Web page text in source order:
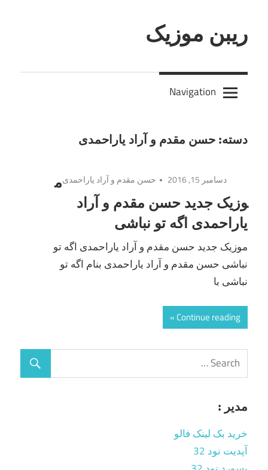
content
ریبن موزیک
mp3
جدید
Navigation
دسته: حسن مقدم و آراد یاراحمدی
دسامبر 15, 2016 حسن مقدم و آراد یاراحمدیم
وزیک جدید حسن مقدم و آراد
یاراحمدی اگه تو نباشی
موزیک جدید حسن مقدم و آراد یاراحمدی اگه تو
نباشی حسن مقدم و آراد یاراحمدی بنام اگه تو
نباشی با
Continue reading
مدیر :
خرید بک لینک فالو
آپدیت نود 32